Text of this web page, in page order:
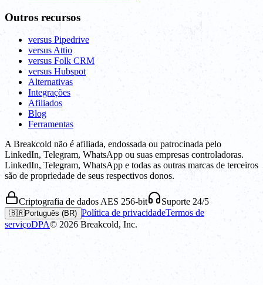
Outros recursos
versus Pipedrive
versus Attio
versus Folk CRM
versus Hubspot
Alternativas
Integrações
Afiliados
Blog
Ferramentas
A Breakcold não é afiliada, endossada ou patrocinada pelo
LinkedIn, Telegram, WhatsApp ou suas empresas controladoras.
LinkedIn, Telegram, WhatsApp e todas as outras marcas de terceiros
são de propriedade de seus respectivos donos.
Criptografia de dados AES 256-bit Suporte 24/5
🇧🇷Português (BR) Política de privacidadeTermos de
serviçoDPA© 2026 Breakcold, Inc.